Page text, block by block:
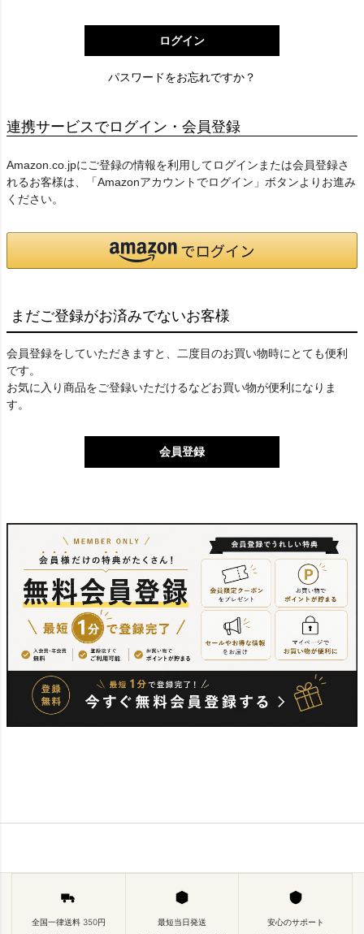
)
ログイン
パスワードをお忘れですか？
連携サービスでログイン・会員登録
Amazon.co.jpにご登録の情報を利用してログインまたは会員登録さ
れるお客様は、「Amazonアカウントでログイン」ボタンよりお進み
ください。
まだご登録がお済みでないお客様
会員登録をしていただきますと、二度目のお買い物時にとても便利
です。
お気に入り商品をご登録いただけるなどお買い物が便利になりま
す。
会員登録
全国一律送料 350円 最短当日発送 安心のサポート